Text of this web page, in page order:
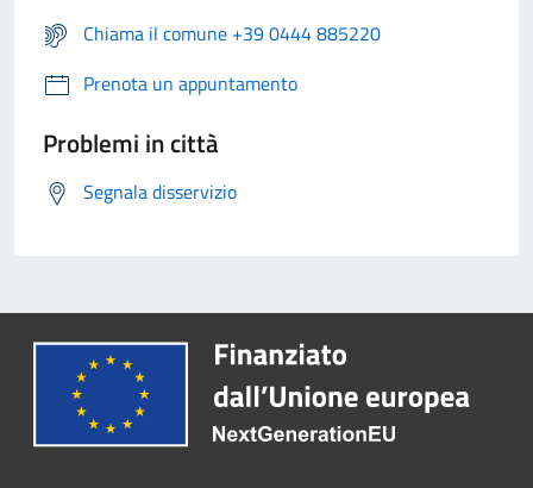
Chiama il comune +39 0444 885220
Prenota un appuntamento
Problemi in città
Segnala disservizio